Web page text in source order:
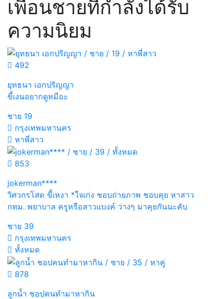
เพื่อนชายที่กำลังได้รับ
ความนิยม
492
ยุทธนา เอกปริญญา
ขี้เงนอยากดูหมีอะ
ชาย 19
กรุงเทพมหานคร
หาพี่สาว
853
jokerman****
วิศวกรโสด ขี้เหงา *ใจเก่ง ชอบถ่ายภาพ ชอบคุย หาสาว
กทม. พยาบาล ครูหรือสาวแบงค์ ว่างๆ มาคุยกันนะคับ
ชาย 39
กรุงเทพมหานคร
ทั้งหมด
878
ลูกน้ำ ชอปคนทำมาหากิน